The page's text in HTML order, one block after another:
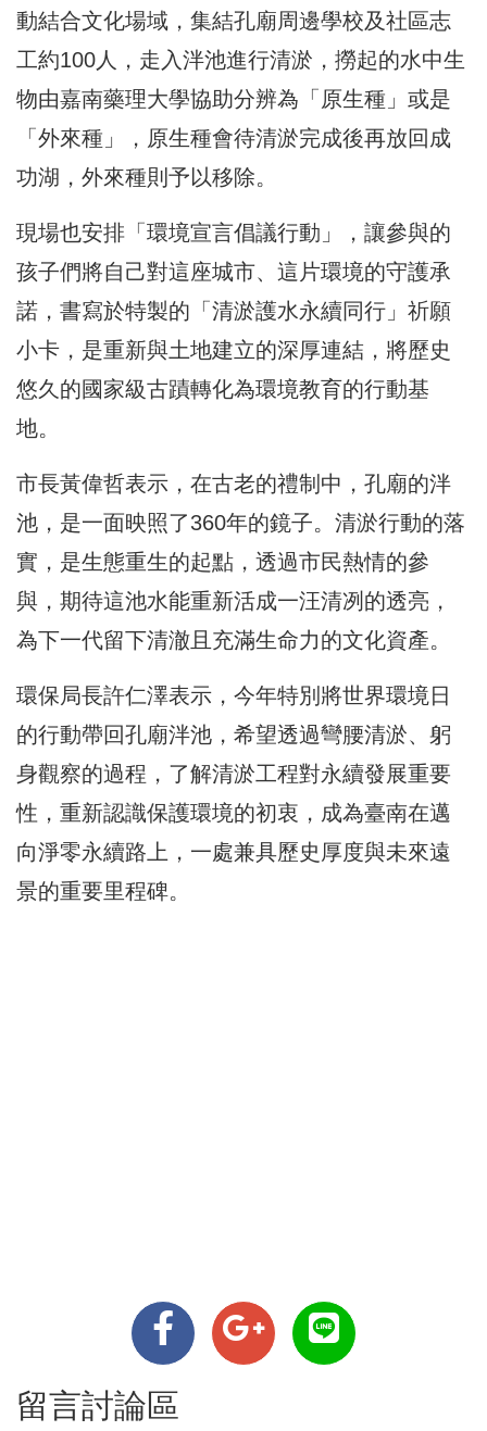
動結合文化場域，集結孔廟周邊學校及社區志
工約100人，走入泮池進行清淤，撈起的水中生
物由嘉南藥理大學協助分辨為「原生種」或是
「外來種」，原生種會待清淤完成後再放回成
功湖，外來種則予以移除。
現場也安排「環境宣言倡議行動」，讓參與的
孩子們將自己對這座城市、這片環境的守護承
諾，書寫於特製的「清淤護水永續同行」祈願
小卡，是重新與土地建立的深厚連結，將歷史
悠久的國家級古蹟轉化為環境教育的行動基
地。
市長黃偉哲表示，在古老的禮制中，孔廟的泮
池，是一面映照了360年的鏡子。清淤行動的落
實，是生態重生的起點，透過市民熱情的參
與，期待這池水能重新活成一汪清冽的透亮，
為下一代留下清澈且充滿生命力的文化資產。
環保局長許仁澤表示，今年特別將世界環境日
的行動帶回孔廟泮池，希望透過彎腰清淤、躬
身觀察的過程，了解清淤工程對永續發展重要
性，重新認識保護環境的初衷，成為臺南在邁
向淨零永續路上，一處兼具歷史厚度與未來遠
景的重要里程碑。
留言討論區